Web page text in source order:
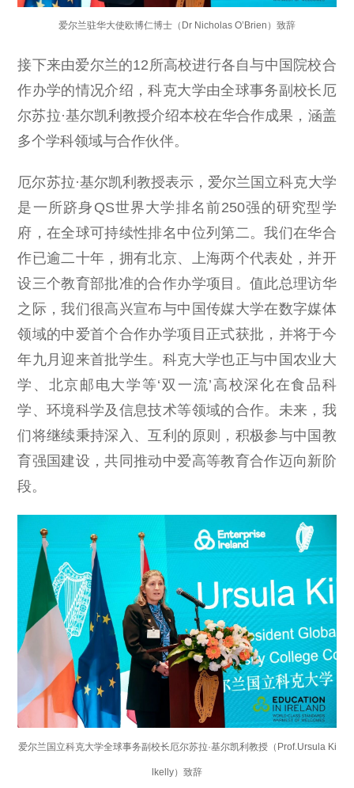
爱尔兰驻华大使欧博仁博士（Dr Nicholas O’Brien）致辞
接下来由爱尔兰的12所高校进行各自与中国院校合
作办学的情况介绍，科克大学由全球事务副校长厄
尔苏拉·基尔凯利教授介绍本校在华合作成果，涵盖
多个学科领域与合作伙伴。
厄尔苏拉·基尔凯利教授表示，爱尔兰国立科克大学
是一所跻身QS世界大学排名前250强的研究型学
府，在全球可持续性排名中位列第二。我们在华合
作已逾二十年，拥有北京、上海两个代表处，并开
设三个教育部批准的合作办学项目。值此总理访华
之际，我们很高兴宣布与中国传媒大学在数字媒体
领域的中爱首个合作办学项目正式获批，并将于今
年九月迎来首批学生。科克大学也正与中国农业大
学、北京邮电大学等‘双一流’高校深化在食品科
学、环境科学及信息技术等领域的合作。未来，我
们将继续秉持深入、互利的原则，积极参与中国教
育强国建设，共同推动中爱高等教育合作迈向新阶
段。
爱尔兰国立科克大学全球事务副校长厄尔苏拉·基尔凯利教授（Prof.Ursula Ki
lkelly）致辞